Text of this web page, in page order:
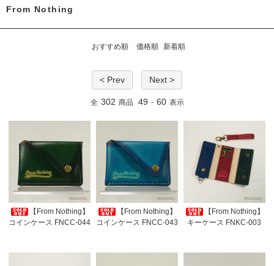
From Nothing
おすすめ順 価格順 新着順
< Prev Next >
全 302 商品 49 - 60 表示
【From Nothing】
コインケース FNCC-044
【From Nothing】
コインケース FNCC-043
【From Nothing】
キーケース FNKC-003